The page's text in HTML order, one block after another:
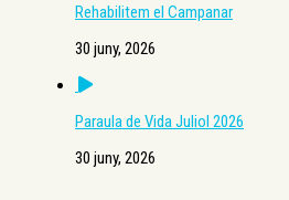
Rehabilitem el Campanar
30 juny, 2026
Paraula de Vida Juliol 2026
30 juny, 2026